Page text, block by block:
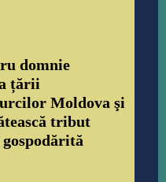
domnie
țării
Moldova şi
tribut